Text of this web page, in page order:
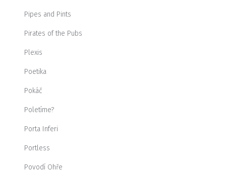
Pipes and Pints
Pirates of the Pubs
Plexis
Poetika
Pokáč
Poletíme?
Porta Inferi
Portless
Povodí Ohře